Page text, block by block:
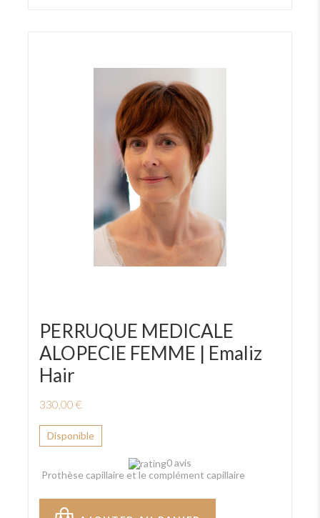
PERRUQUE MEDICALE
ALOPECIE FEMME | Emaliz
Hair
330,00 €
Disponible
0 avis
Prothèse capillaire et le complément capillaire